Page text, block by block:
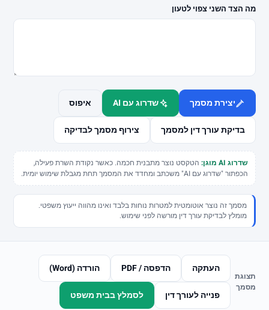
מה הצד השני צפוי לטעון
יצירת מסמך שדרוג עם AI איפוס
בדיקת עורך דין למסמך צירוף מסמך לבדיקה
שדרוג AI מוגן:
הטקסט נוצר מתבנית חכמה. כאשר נקודת השרת פעילה,
הכפתור "שדרוג עם AI" משכתב ומחדד את המסמך תחת מגבלת שימוש יומית.
מסמך זה נוצר אוטומטית למטרות נוחות בלבד ואינו מהווה ייעוץ משפטי.
מומלץ לבדיקת עורך דין מורשה לפני שימוש.
תצוגת
מסמך
העתקה הדפסה / PDF הורדה (Word)
פנייה לעורך דין לסמלץ בבית משפט
התייעצות משפטית
אודות Jus-Tice
פנייה מהירה
התחילו מתיאור קצר. נבדוק תחום, עיר ודחיפות, בלי הבטחה לתוצאה.
שליחת וואטסאפ
טופס פנייה
מסלולים לעורכי דין
אחרי שהשארתם פנייה
בודקים תחום, עיר ודחיפות לפני שממשיכים
בלי להציג מידע כללי כייעוץ אישי או הבטחה לתוצאה.